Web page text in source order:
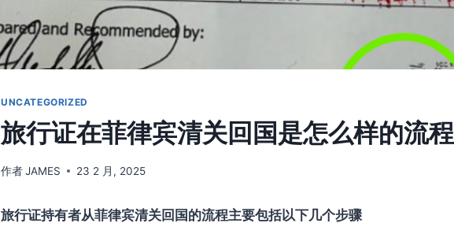
UNCATEGORIZED
旅行证在菲律宾清关回国是怎么样的流程
作者JAMES 23 2 月, 2025
旅行证持有者从菲律宾清关回国的流程主要包括以下几个步骤